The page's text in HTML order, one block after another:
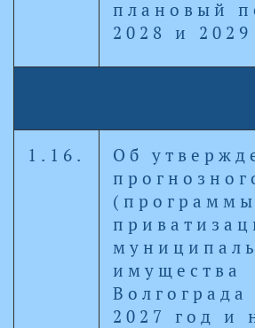
плановый
2028 и 2029
1.16.
Об
имущества
Волгограда
2027 год и